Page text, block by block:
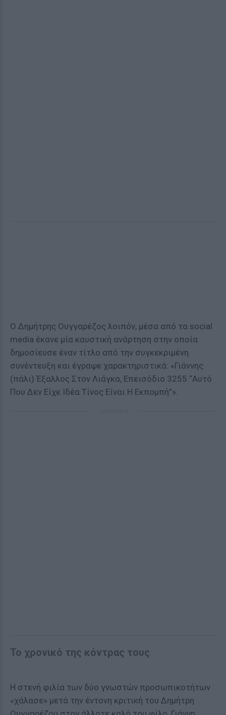
Ο Δημήτρης Ουγγαρέζος λοιπόν, μέσα από τα social
media έκανε μία καυστική ανάρτηση στην οποία
δημοσίευσε έναν τίτλο από την συγκεκριμένη
συνέντευξη και έγραψε χαρακτηριστικά: «Γιάννης
(πάλι) Έξαλλος Στον Λιάγκα, Επεισόδιο 3255 “Αυτό
Που Δεν Είχε Ιδέα Τίνος Είναι Η Εκπομπή”».
Το χρονικό της κόντρας τους
Η στενή φιλία των δύο γνωστών προσωπικοτήτων
«χάλασε» μετά την έντονη κριτική του Δημήτρη